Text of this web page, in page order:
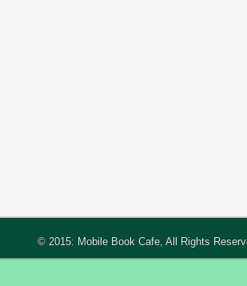
© 2015: Mobile Book Cafe, All Rights